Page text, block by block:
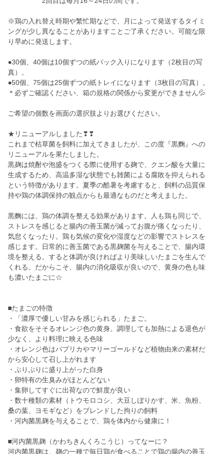
※鶏の入れ替え時期や繁忙期などで、月によって発送するタイミ
ングが少し異なることがありますことご了承ください。可能な限
り早めに発送します。
●30個、40個は10個ずつの紙パック入りになります（2枚目の写
真）。
●50個、75個は25個ずつの紙トレイになります（3枚目の写真）。
＊必ずご確認ください、箱の規格の関係から変更ができません💦
ご希望の個数を画面の選択肢よりお選びください。
★リニューアルしました❣❣
これまで枯草菌を飼料に加えてきましたが、この度『黒麴』への
リニューアルを果たしました。
黒麹は焼酎や泡盛をつくる際に使用する麹で、クエン酸を大量に
生成するため、高温多湿な状態でも雑菌による腐敗を抑えられる
という特徴があります。夏季の酷暑を考慮すると、飼料の品質保
持や鶏の体調保持の観点からも最適なものだと考えました。
黒麴には、鶏の体調を整える効果があります。人も鶏も同じで、
ストレスを感じると腸内の善玉菌が減ってお腹が痛くなったり、
気怠くなったり。鶏も気候の変化や湿度などの影響でストレスを
感じます。日常的に善玉菌である黒麹菌を与えることで、腸内環
境を整える。すると体調が良ければより美味しいたまごを生んで
くれる。だからこそ、腸内の消化吸収が良いので、黄身の色も味
も濃いたまごに☆
■たまごの特徴
・「濃厚で優しい甘みを感じられる」たまご。
・食欲をそそるオレンジ色の黄身。調理しても加熱による退色が
少なく、より料理に映える色味
・オレンジ色はパプリカやマリーゴールドなど植物由来の素材だ
から安心して召し上がれます
・ぷりぷりに盛り上がった白身
・卵特有の生臭みがほとんどない
・集卵してすぐに出荷なので鮮度が良い
・数十種類の素材（トウモロコシ、大豆しぼりかす、米、魚粉、
桑の葉、ヨモギなど）をブレンドした拘りの飼料
・河内菌黒麹を与えることで、鶏を体内から健康に！
■河内菌黒麹（かわちきんくろこうじ）ってなーに？
河内菌黒麹は、麹の一種で毎日鶏が食べることで鶏の腸内の善玉